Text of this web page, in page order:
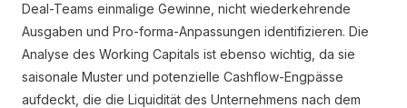
Deal-Teams einmalige Gewinne, nicht wiederkehrende
Ausgaben und Pro-forma-Anpassungen identifizieren. Die
Analyse des Working Capitals ist ebenso wichtig, da sie
saisonale Muster und potenzielle Cashflow-Engpässe
aufdeckt, die die Liquidität des Unternehmens nach dem